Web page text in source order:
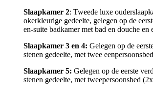
Slaapkamer 2: Tweede luxe
okerkleurige gedeelte, gelegen op de
en-suite badkamer met bad en douche en
Slaapkamer 3 en 4: Gelegen op de
stenen gedeelte, met twee
Slaapkamer 5: Gelegen op de eerste
stenen gedeelte, met tweepersoonsbed